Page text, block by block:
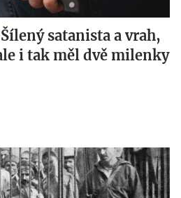
satanista a vrah,
i tak měl dvě milenky